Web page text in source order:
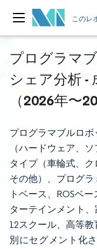
このレ
プログラマ
シェア分析 -
（2026年〜
プログラマブルロ
（ハードウェア、
タイプ（車輪式、ク
その他）、プログ
トベース、ROSベ
ターテインメント
12スクール、高等
別にセグメント化